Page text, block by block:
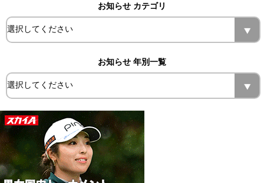
お知らせ カテゴリ
お知らせ 年別一覧